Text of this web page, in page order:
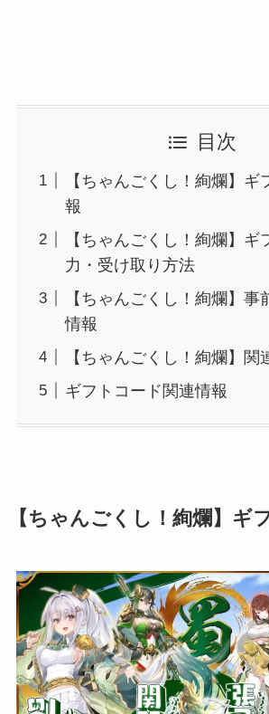
目次
【ちゃんごくし！絢爛】ギ
報
【ちゃんごくし！絢爛】ギ
力・受け取り方法
【ちゃんごくし！絢爛】事
情報
【ちゃんごくし！絢爛】関
ギフトコード関連情報
【ちゃんごくし！絢爛】ギ